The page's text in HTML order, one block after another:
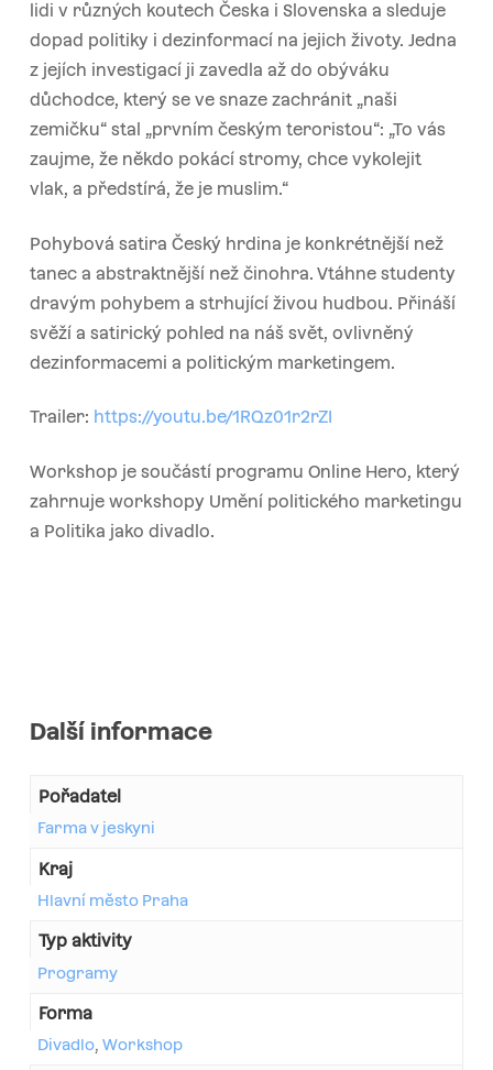
lidi v různých koutech Česka i Slovenska a sleduje
dopad politiky i dezinformací na jejich životy. Jedna
z jejích investigací ji zavedla až do obýváku
důchodce, který se ve snaze zachránit „naši
zemičku“ stal „prvním českým teroristou“: „To vás
zaujme, že někdo pokácí stromy, chce vykolejit
vlak, a předstírá, že je muslim.“
Pohybová satira Český hrdina je konkrétnější než
tanec a abstraktnější než činohra. Vtáhne studenty
dravým pohybem a strhující živou hudbou. Přináší
svěží a satirický pohled na náš svět, ovlivněný
dezinformacemi a politickým marketingem.
Trailer: https://youtu.be/1RQz01r2rZI
Workshop je součástí programu Online Hero, který
zahrnuje workshopy Umění politického marketingu
a Politika jako divadlo.
Další informace
Pořadatel
Farma v jeskyni
Kraj
Hlavní město Praha
Typ aktivity
Programy
Forma
Divadlo, Workshop